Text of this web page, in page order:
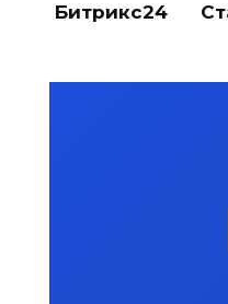
Битрикс24